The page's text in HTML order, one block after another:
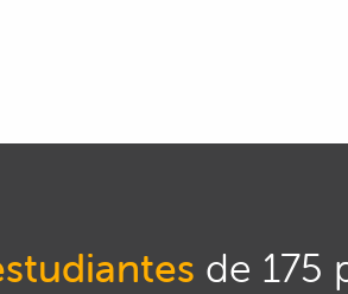
de 175